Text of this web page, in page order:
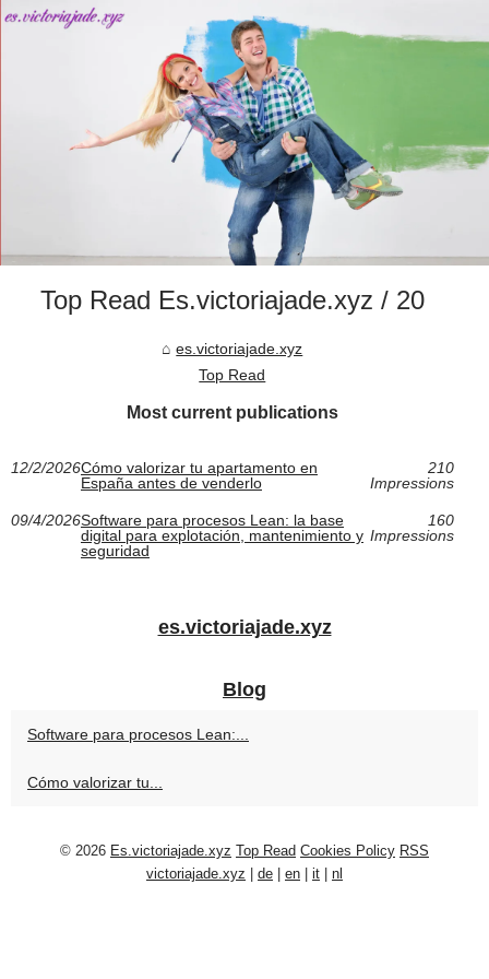
Top Read Es.victoriajade.xyz / 20
es.victoriajade.xyz
Top Read
Most current publications
12/2/2026Cómo valorizar tu apartamento en
España antes de venderlo
210
Impressions
09/4/2026Software para procesos Lean: la base
digital para explotación, mantenimiento y
seguridad
160
Impressions
es.victoriajade.xyz
Blog
Software para procesos Lean:...
Cómo valorizar tu...
© 2026 Es.victoriajade.xyz Top Read Cookies Policy RSS
victoriajade.xyz | de | en | it | nl